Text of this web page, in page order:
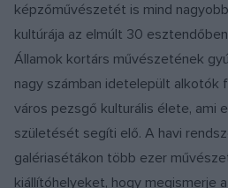
képzőművészetét is mind
kultúrája az elmúlt 30
Államok kortárs művészetének
nagy számban idetelepült alkotók
város pezsgő kulturális élete, ami
születését segíti elő. A havi
galériasétákon több ezer
kiállítóhelyeket, hogy megismerje